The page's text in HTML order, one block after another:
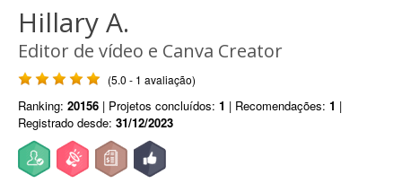
Hillary A.
Editor de vídeo e Canva Creator
(5.0 - 1 avaliação)
Ranking: 20156 | Projetos concluídos: 1 | Recomendações: 1 |
Registrado desde: 31/12/2023